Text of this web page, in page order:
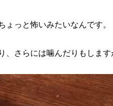
っと怖いみたいなんです。
、さらには噛んだりもしま